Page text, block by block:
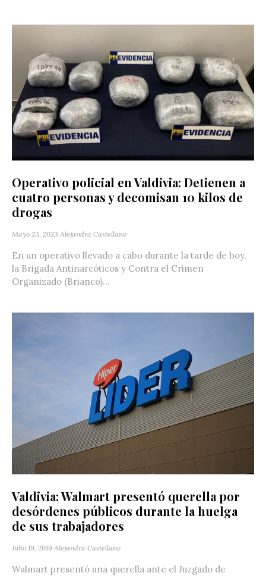
Operativo policial en Valdivia: Detienen a
cuatro personas y decomisan 10 kilos de
drogas
Mayo 23, 2023 Alejandra Castellano
En un operativo llevado a cabo durante la tarde de hoy,
la Brigada Antinarcóticos y Contra el Crimen
Organizado (Brianco)...
Valdivia: Walmart presentó querella por
desórdenes públicos durante la huelga
de sus trabajadores
Julio 19, 2019 Alejandra Castellano
Walmart presentó una querella ante el Juzgado de